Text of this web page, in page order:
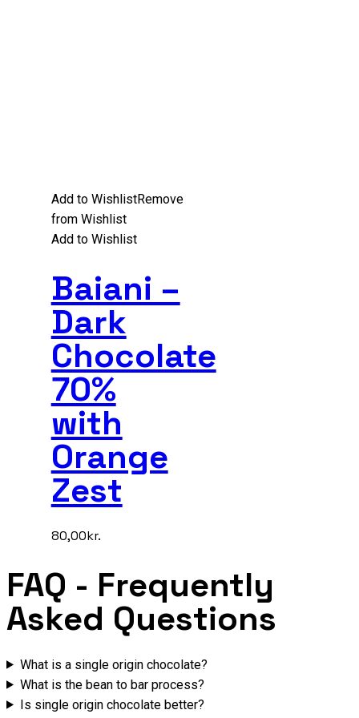
Add to WishlistRemove
from Wishlist
Add to Wishlist
Baiani –
Dark
Chocolate
70%
with
Orange
Zest
80,00kr.
FAQ - Frequently
Asked Questions
What is a single origin chocolate?
What is the bean to bar process?
Is single origin chocolate better?